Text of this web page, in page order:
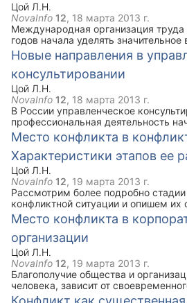
Цой Л.Н.
NovaInfo 12, 18 марта 2013 г.
Международная организация
годов начала уделять
служб управленческого
распространению опыта
странах-участниках. Данная сфера
деятельности начала развиваться
подготовки руководящих кадров.
Новые направления в
консультировании
Цой Л.Н.
NovaInfo 12, 18 марта 2013 г.
В России управленческое
профессиональная деятельность
рубеже 60-х - 70-х гг. Работы
консультантов, таких как Ю.
Мярья, Э. Терк, М. Хабакук, Т.
Антонюк, А. Жуплев, А. Лузин, А.И.
Посадский, И. Прокопенко, В.
Дудченко показывают, что это были
консультанты, ориентирующиеся на
сугубо профессиональную
выявили множество проблем
характера. Так, например В.С.
управленческого
практической работы имеют как
стороны.
Место конфликта в
Характеристики этапов ее
Цой Л.Н.
NovaInfo 12, 19 марта 2013 г.
Рассмотрим более подробно стадии
конфликтной ситуации и опишем их
характеристики. Конфликтная
три стадии: предконфликтная
постконфликтная ситуация,
этапами. Это последовательная
событий, каждый из которых
определенными признаками,
отношениями, усиливающими или
социальную напряженность.
Место конфликта в
организации
Цой Л.Н.
NovaInfo 12, 19 марта 2013 г.
Благополучие общества и
человека, зависит от
приближающегося недуга при